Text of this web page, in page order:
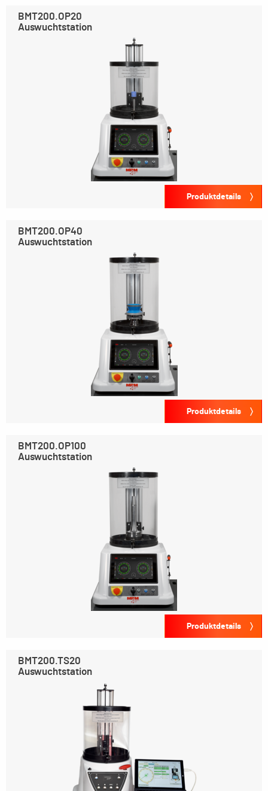
BMT200.OP20
Auswuchtstation
Produktdetails
BMT200.OP40
Auswuchtstation
Produktdetails
BMT200.OP100
Auswuchtstation
Produktdetails
BMT200.TS20
Auswuchtstation